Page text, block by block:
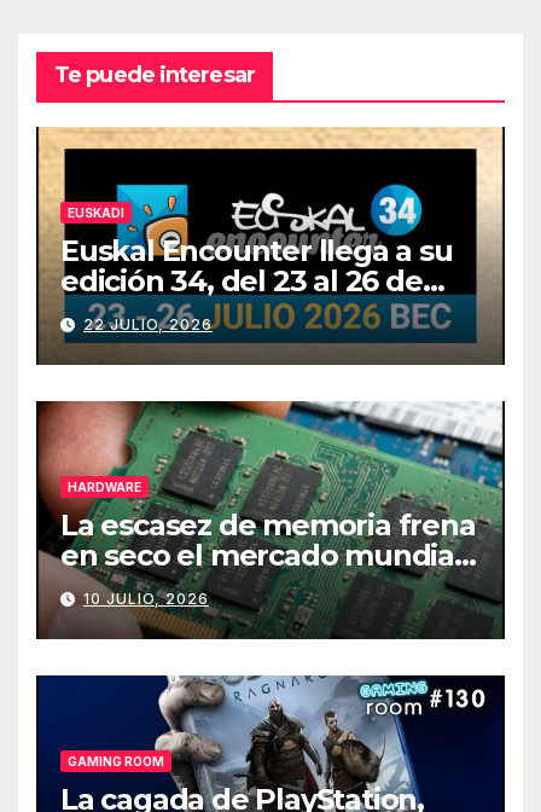
Te puede interesar
EUSKADI
Euskal Encounter llega a su
edición 34, del 23 al 26 de
julio
22 JULIO, 2026
HARDWARE
La escasez de memoria frena
en seco el mercado mundial
de PCs
10 JULIO, 2026
GAMING ROOM
La cagada de PlayStation,